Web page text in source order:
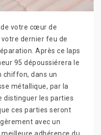
votre cœur de
dernier feu de
Après ce laps
95 dépoussiérera le
chiffon, dans un
métallique, par la
distinguer les parties
ces parties seront
avec un